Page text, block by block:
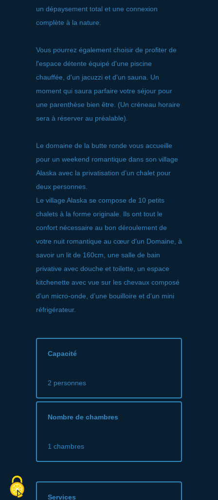
un dépaysement total et une connexion
complète à la nature.
Vous pourrez également choisir de profiter de
l'espace détente équipé d'une piscine
chauffée, d'un jacuzzi et d'un sauna. Un
moment qui saura parfaire votre séjour pour
une parenthèse bien être. (Un créneau horaire
sera à réserver au préalable).
Le domaine de la butte ronde vous accueille
pour un weekend romantique dans son village
Alaska avec la privatisation d’un chalet pour
deux personnes.
Le village Alaska se compose de 10 petits
chalets à la forme originale. Ils ont tout le
confort nécessaire au bon déroulement de
votre nuit romantique au cœur d’un Domaine, à
savoir un lit de 160cm, une salle de bain
privative avec douche et toilette, un espace
kitchenette avec vue sur les chevaux composé
d’un micro-onde, d’une bouilloire et d’un mini
réfrigérateur.
Capacité
2 personnes
Nombre de chambres
1 chambres
Services